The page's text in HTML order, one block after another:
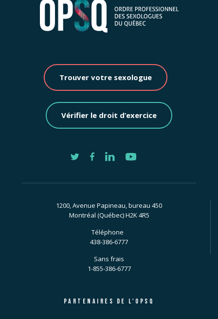
Trouver votre sexologue
Vérifier le droit d’exercice
1200, Avenue Papineau, bureau 450
Montréal (Québec) H2K 4R5
Téléphone
438-386-6777
Sans frais
1-855-386-6777
PARTENAIRES DE L'OPSQ